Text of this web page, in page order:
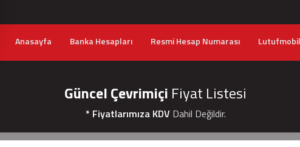
Anasayfa Banka Hesapları Resmi Hesap Numarası
Güncel Çevrimiçi Fiyat Listesi
* Fiyatlarımıza KDV Dahil Değildir.